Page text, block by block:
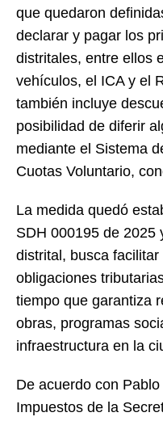
que quedaron
declarar y pagar los
distritales, entre ellos
vehículos, el ICA y el
también incluye
posibilidad de diferir
mediante el Sistema
Cuotas Voluntario,
La medida quedó
SDH 000195 de 2025
distrital, busca
obligaciones
tiempo que garantiza
obras, programas
infraestructura en la
De acuerdo con
Impuestos de la